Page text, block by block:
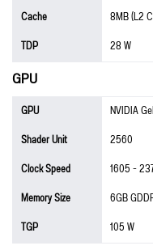
Cache
8MB (L2
TDP
28 W
GPU
GPU
NVIDIA
Shader Unit
2560
Clock Speed
1605 -
Memory Size
6GB
TGP
105 W